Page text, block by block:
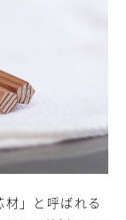
」と呼ばれる